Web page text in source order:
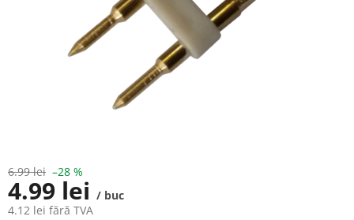
6.99 lei –28 %
4.99 lei / buc
4.12 lei fără TVA